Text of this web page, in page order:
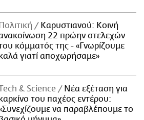
Πολιτική
Καρυστιανού: Κοινή
22 πρώην στελεχών
κόμματός της - «Γνωρίζουμε
γιατί αποχωρήσαμε»
& Science
Νέα εξέταση για
του παχέος εντέρου:
να παραβλέπουμε το